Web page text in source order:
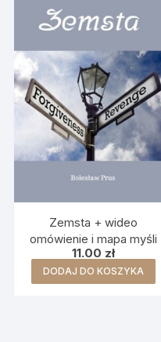
Zemsta + wideo
omówienie i mapa myśli
11.00 zł
DODAJ DO KOSZYKA